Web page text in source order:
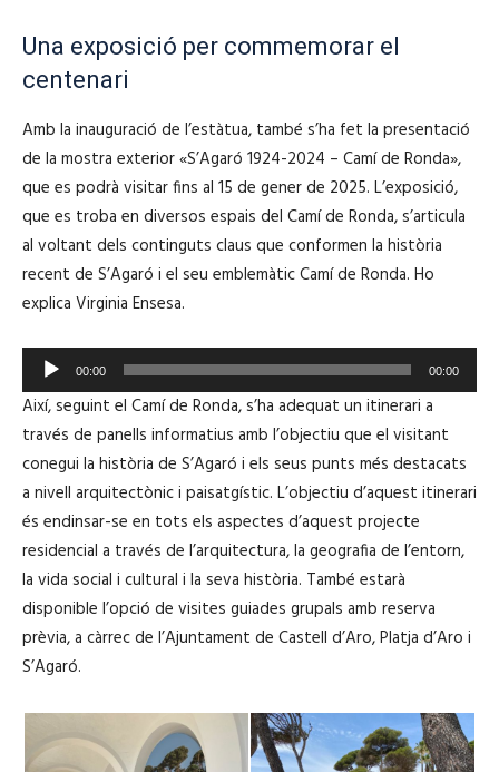
Una exposició per commemorar el
centenari
Amb la inauguració de l’estàtua, també s’ha fet la presentació
de la mostra exterior «S’Agaró 1924-2024 – Camí de Ronda»,
que es podrà visitar fins al 15 de gener de 2025. L’exposició,
que es troba en diversos espais del Camí de Ronda, s’articula
al voltant dels continguts claus que conformen la història
recent de S’Agaró i el seu emblemàtic Camí de Ronda. Ho
explica Virginia Ensesa.
e
p
r
o
d
u
c
t
o
r
d
u
00:00 00:00
Així, seguint el Camí de Ronda, s’ha adequat un itinerari a
través de panells informatius amb l’objectiu que el visitant
conegui la història de S’Agaró i els seus punts més destacats
a nivell arquitectònic i paisatgístic. L’objectiu d’aquest itinerari
és endinsar-se en tots els aspectes d’aquest projecte
residencial a través de l’arquitectura, la geografia de l’entorn,
la vida social i cultural i la seva història. També estarà
disponible l’opció de visites guiades grupals amb reserva
prèvia, a càrrec de l’Ajuntament de Castell d’Aro, Platja d’Aro i
S’Agaró.